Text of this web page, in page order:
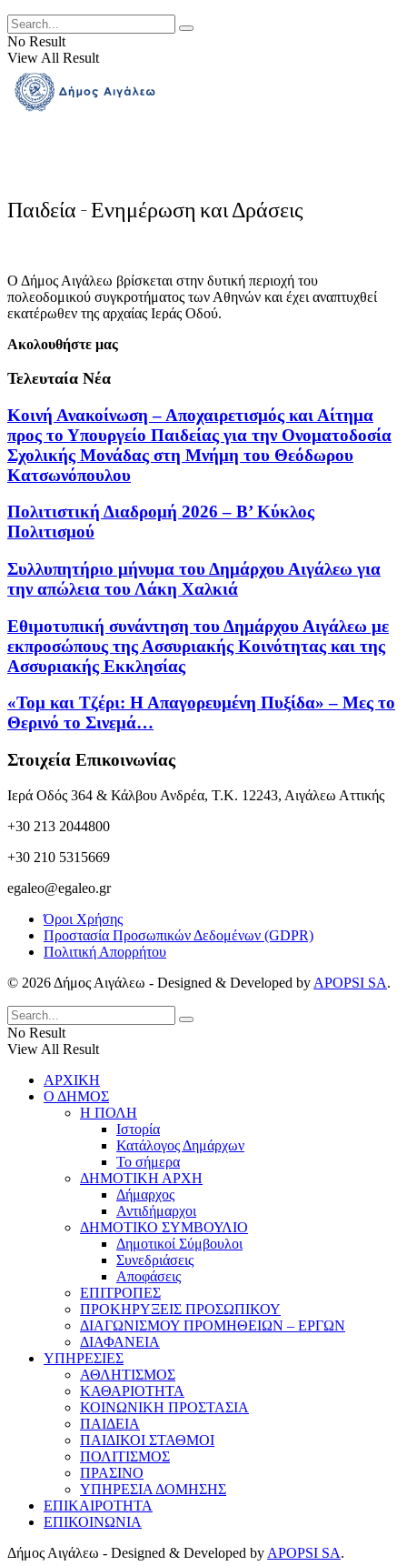
No Result
View All Result
Παιδεία - Ενημέρωση και Δράσεις
Ο Δήμος Αιγάλεω βρίσκεται στην δυτική περιοχή του
πολεοδομικού συγκροτήματος των Αθηνών και έχει αναπτυχθεί
εκατέρωθεν της αρχαίας Ιεράς Οδού.
Ακολουθήστε μας
Τελευταία Νέα
Κοινή Ανακοίνωση – Αποχαιρετισμός και Αίτημα
προς το Υπουργείο Παιδείας για την Ονοματοδοσία
Σχολικής Μονάδας στη Μνήμη του Θεόδωρου
Κατσωνόπουλου
Πολιτιστική Διαδρομή 2026 – Β’ Κύκλος
Πολιτισμού
Συλλυπητήριο μήνυμα του Δημάρχου Αιγάλεω για
την απώλεια του Λάκη Χαλκιά
Εθιμοτυπική συνάντηση του Δημάρχου Αιγάλεω με
εκπροσώπους της Ασσυριακής Κοινότητας και της
Ασσυριακής Εκκλησίας
«Τομ και Τζέρι: Η Απαγορευμένη Πυξίδα» – Μες το
Θερινό το Σινεμά…
Στοιχεία Επικοινωνίας
Ιερά Οδός 364 & Κάλβου Ανδρέα, Τ.Κ. 12243, Αιγάλεω Αττικής
+30 213 2044800
+30 210 5315669
egaleo@egaleo.gr
Όροι Χρήσης
Προστασία Προσωπικών Δεδομένων (GDPR)
Πολιτική Απορρήτου
© 2026 Δήμος Αιγάλεω - Designed & Developed by APOPSI SA.
No Result
View All Result
ΑΡΧΙΚΗ
Ο ΔΗΜΟΣ
Η ΠΟΛΗ
Ιστορία
Κατάλογος Δημάρχων
Το σήμερα
ΔΗΜΟΤΙΚΗ ΑΡΧΗ
Δήμαρχος
Αντιδήμαρχοι
ΔΗΜΟΤΙΚΟ ΣΥΜΒΟΥΛΙΟ
Δημοτικοί Σύμβουλοι
Συνεδριάσεις
Αποφάσεις
ΕΠΙΤΡΟΠΕΣ
ΠΡΟΚΗΡΥΞΕΙΣ ΠΡΟΣΩΠΙΚΟΥ
ΔΙΑΓΩΝΙΣΜΟΥ ΠΡΟΜΗΘΕΙΩΝ – ΕΡΓΩΝ
ΔΙΑΦΑΝΕΙΑ
ΥΠΗΡΕΣΙΕΣ
ΑΘΛΗΤΙΣΜΟΣ
ΚΑΘΑΡΙΟΤΗΤΑ
ΚΟΙΝΩΝΙΚΗ ΠΡΟΣΤΑΣΙΑ
ΠΑΙΔΕΙΑ
ΠΑΙΔΙΚΟΙ ΣΤΑΘΜΟΙ
ΠΟΛΙΤΙΣΜΟΣ
ΠΡΑΣΙΝΟ
ΥΠΗΡΕΣΙΑ ΔΟΜΗΣΗΣ
ΕΠΙΚΑΙΡΟΤΗΤΑ
ΕΠΙΚΟΙΝΩΝΙΑ
Δήμος Αιγάλεω - Designed & Developed by APOPSI SA.